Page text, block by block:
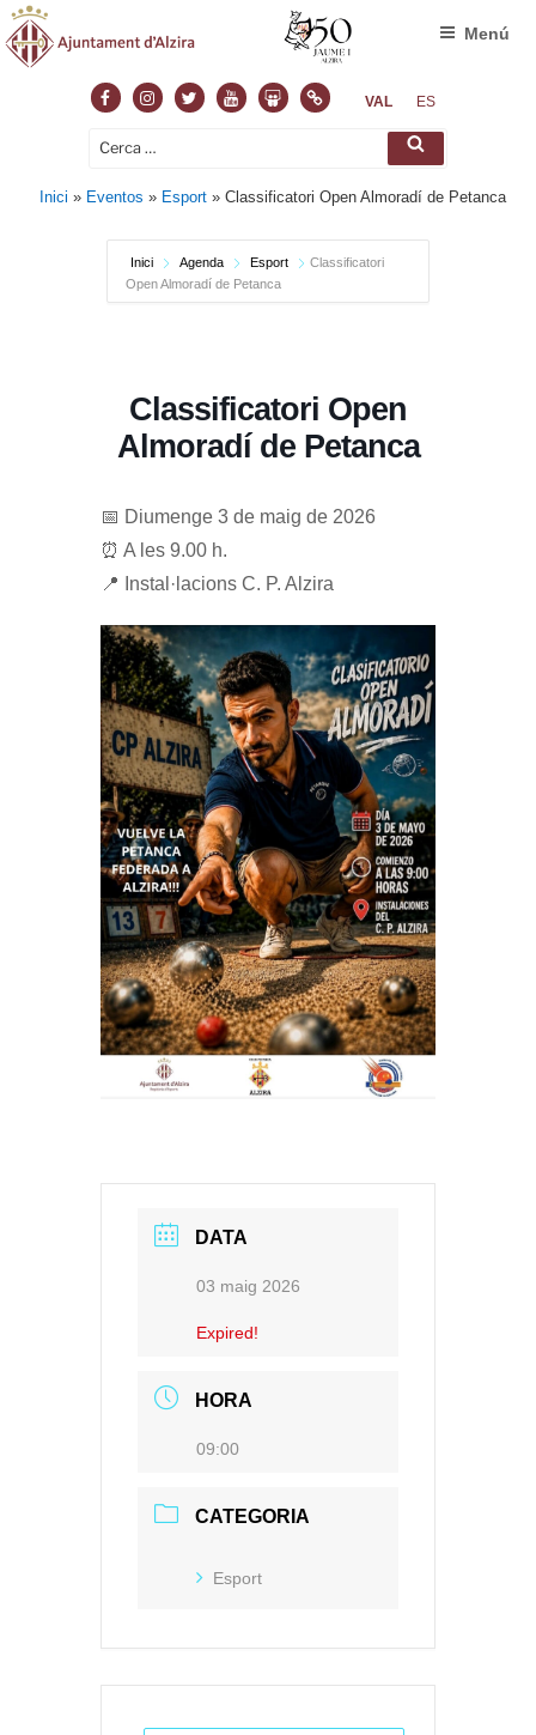
FacebookInstagram
TwitterYoutubeSlideshare
NormasVAL ES
Cerca: Cerca
Menú
Inici » Eventos » Esport »Classificatori Open Almoradí de Petanca
Inici Agenda Esport
Classificatori
Open Almoradí de Petanca
Classificatori Open
Almoradí de Petanca
📅 Diumenge 3 de maig de 2026
⏰ A les 9.00 h.
📍 Instal·lacions C. P. Alzira
DATA
03 maig 2026
Expired!
HORA
09:00
CATEGORIA
Esport